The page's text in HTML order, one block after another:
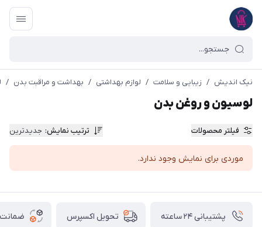
نیک اندیش / زیبایی و سلامت / لوازم بهداشتی / بهداشت و مراقبت بدن /
لوسیون و روغن بدن
فیلتر محصولات ترتیب نمایش: جدیدترین
موردی برای نمایش وجود ندارد.
پشتیبانی ۲۴ ساعته تحویل اکسپرس ضمانت